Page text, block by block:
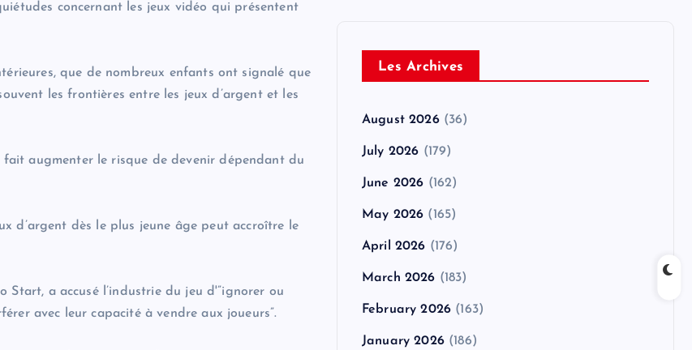
concernant les jeux vidéo qui présentent
que de nombreux enfants ont signalé que
les frontières entre les jeux d’argent et les
augmenter le risque de devenir dépendant du
d’argent dès le plus jeune âge peut accroître le
a accusé l’industrie du jeu d'”ignorer ou
avec leur capacité à vendre aux joueurs”.
Les Archives
August 2026(36)
July 2026 (179)
June 2026 (162)
May 2026 (165)
April 2026 (176)
March 2026 (183)
February 2026 (163)
January 2026(186)